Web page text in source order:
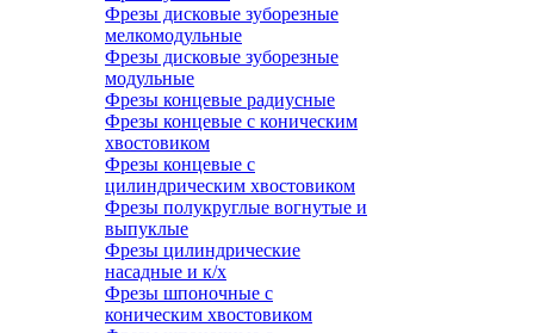
Фрезы дисковые зуборезные
мелкомодульные
Фрезы дисковые зуборезные
модульные
Фрезы концевые радиусные
Фрезы концевые с коническим
хвостовиком
Фрезы концевые с
цилиндрическим хвостовиком
Фрезы полукруглые вогнутые и
выпуклые
Фрезы цилиндрические
насадные и к/х
Фрезы шпоночные с
коническим хвостовиком